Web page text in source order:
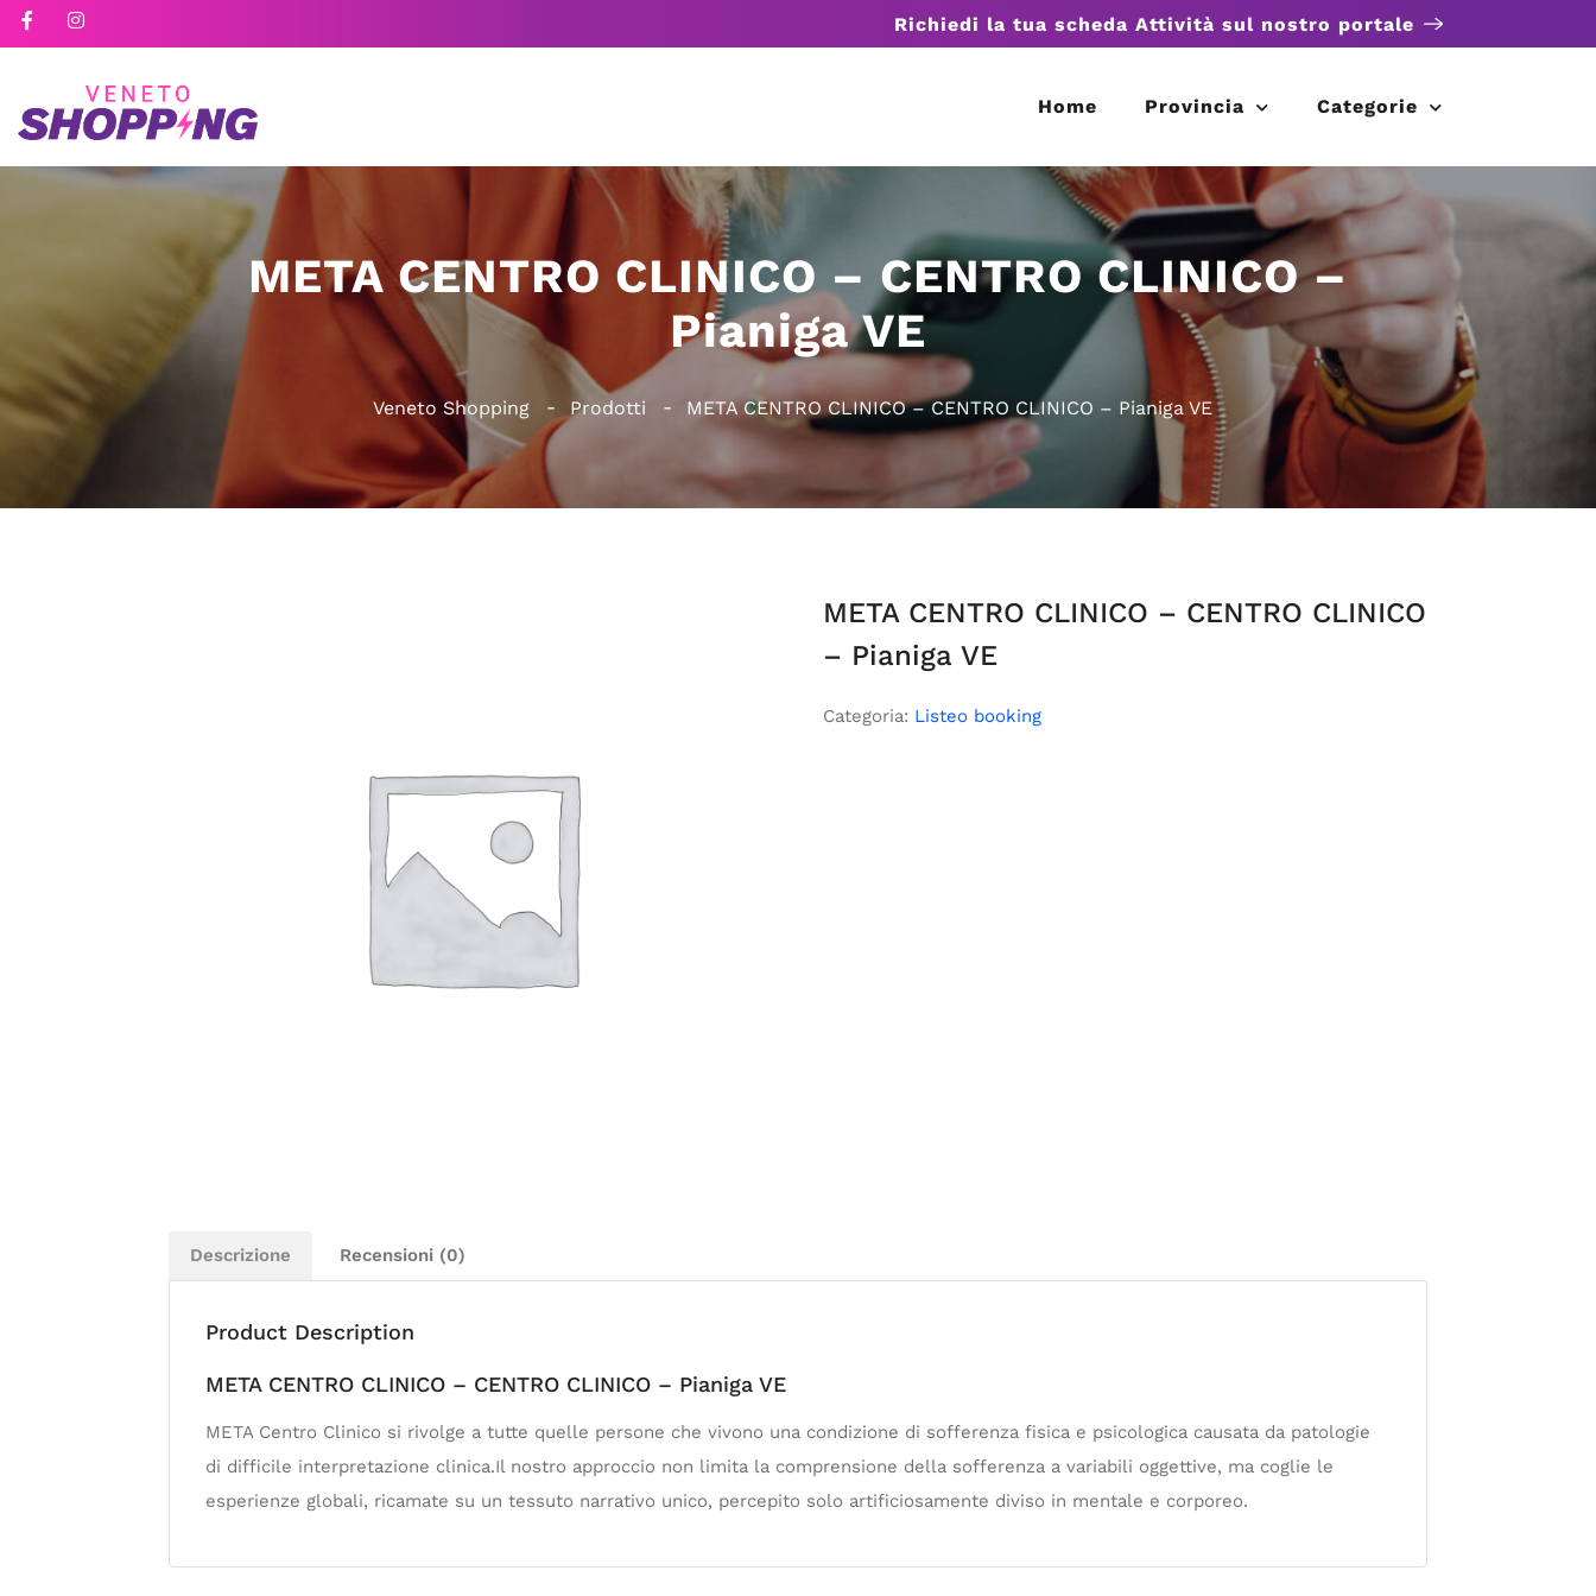
Richiedi la tua scheda Attività sul nostro portale
Home Provincia Categorie
META CENTRO CLINICO – CENTRO CLINICO –
Pianiga VE
Veneto Shopping Prodotti META CENTRO CLINICO – CENTRO CLINICO – Pianiga VE
META CENTRO CLINICO – CENTRO CLINICO
– Pianiga VE
Categoria: Listeo booking
Descrizione Recensioni (0)
Product Description
META CENTRO CLINICO – CENTRO CLINICO – Pianiga VE
META Centro Clinico si rivolge a tutte quelle persone che vivono una condizione di sofferenza fisica e psicologica causata da patologie
di difficile interpretazione clinica.Il nostro approccio non limita la comprensione della sofferenza a variabili oggettive, ma coglie le
esperienze globali, ricamate su un tessuto narrativo unico, percepito solo artificiosamente diviso in mentale e corporeo.